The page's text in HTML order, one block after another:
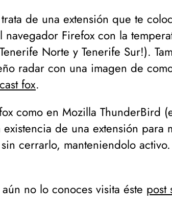
de una extensión que te
Firefox con la
Norte y Tenerife Sur!).
radar con una imagen de
fox.
como en Mozilla ThunderBird
de una extensión para
cerrarlo, manteniendolo activo.
no lo conoces visita éste post